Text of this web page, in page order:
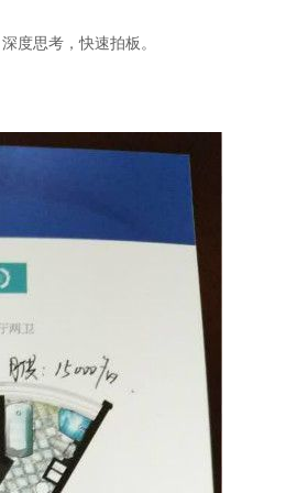
度思考，快速拍板。